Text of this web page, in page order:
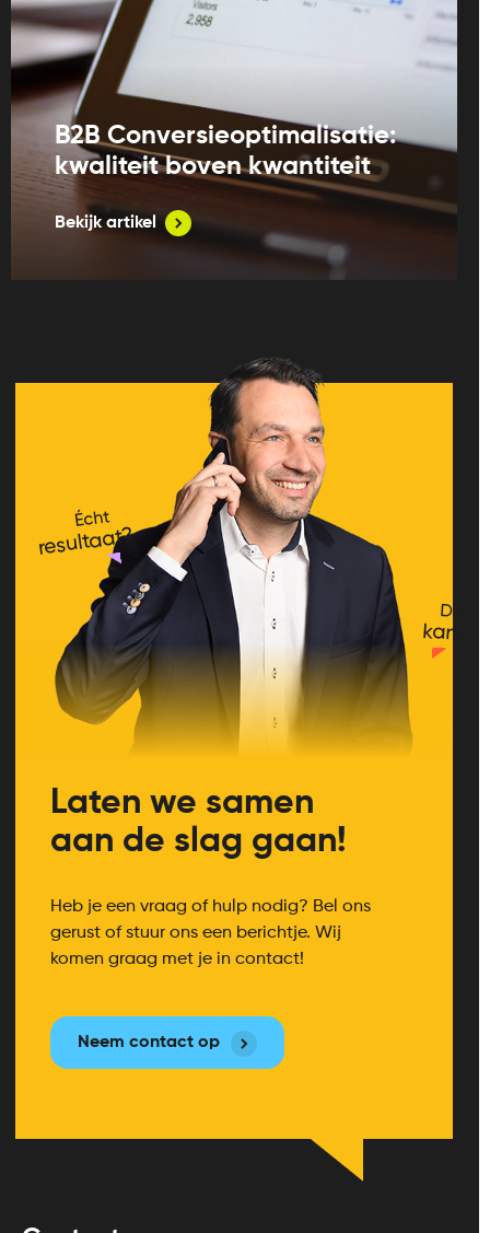
B2B Conversieoptimalisatie:
kwaliteit boven kwantiteit
Bekijk artikel
Écht
resultaat?
Dat
kan!
Laten we samen
aan de slag gaan!
Heb je een vraag of hulp nodig? Bel ons
gerust of stuur ons een berichtje. Wij
komen graag met je in contact!
Neem contact op